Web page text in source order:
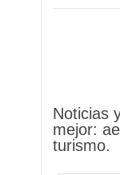
Noticias
mejor:
turismo.